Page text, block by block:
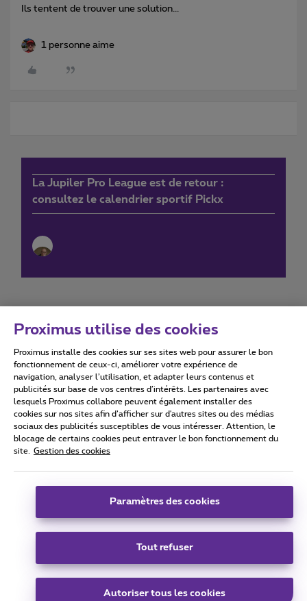
Ils tentent de trouver une solution...
1 personne aime
La Jupiler Pro League est de retour :
consultez le calendrier sportif Pickx
Conditions d'utilisation Accessibility statement
Tous droits réservés. © 2026
Conditions générales, info consommateur
Coordonnées de l’entreprise
Boulevard du Roi Albert II 27 - B-1030 Bruxelles.
Carrier & Wholesale Solutions
|Telindus
Proximus utilise des cookies
Proximus installe des cookies sur ses sites web pour assurer le bon
fonctionnement de ceux-ci, améliorer votre expérience de
navigation, analyser l’utilisation, et adapter leurs contenus et
publicités sur base de vos centres d’intérêts. Les partenaires avec
lesquels Proximus collabore peuvent également installer des
cookies sur nos sites afin d’afficher sur d'autres sites ou des médias
sociaux des publicités susceptibles de vous intéresser. Attention, le
blocage de certains cookies peut entraver le bon fonctionnement du
site.
Gestion des cookies
Paramètres des cookies
Tout refuser
Autoriser tous les cookies